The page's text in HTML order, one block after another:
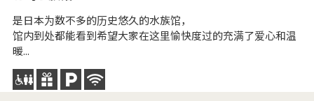
是日本为数不多的历史悠久的水族馆，
馆内到处都能看到希望大家在这里愉快度过的充满了爱心和温
暖...